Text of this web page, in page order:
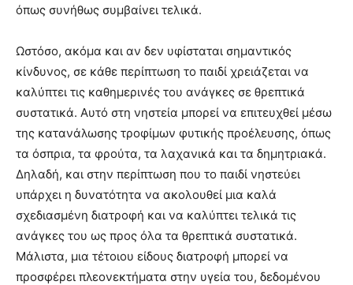
όπως συνήθως συμβαίνει τελικά.
Ωστόσο, ακόμα και αν δεν υφίσταται σημαντικός
κίνδυνος, σε κάθε περίπτωση το παιδί χρειάζεται να
καλύπτει τις καθημερινές του ανάγκες σε θρεπτικά
συστατικά. Αυτό στη νηστεία μπορεί να επιτευχθεί μέσω
της κατανάλωσης τροφίμων φυτικής προέλευσης, όπως
τα όσπρια, τα φρούτα, τα λαχανικά και τα δημητριακά.
Δηλαδή, και στην περίπτωση που το παιδί νηστεύει
υπάρχει η δυνατότητα να ακολουθεί μια καλά
σχεδιασμένη διατροφή και να καλύπτει τελικά τις
ανάγκες του ως προς όλα τα θρεπτικά συστατικά.
Μάλιστα, μια τέτοιου είδους διατροφή μπορεί να
προσφέρει πλεονεκτήματα στην υγεία του, δεδομένου